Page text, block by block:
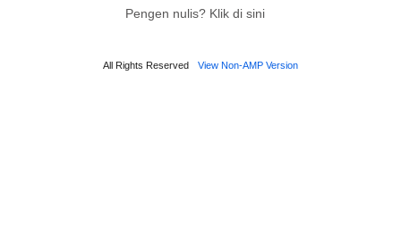
Pengen nulis? Klik di sini
All Rights Reserved View Non-AMP Version